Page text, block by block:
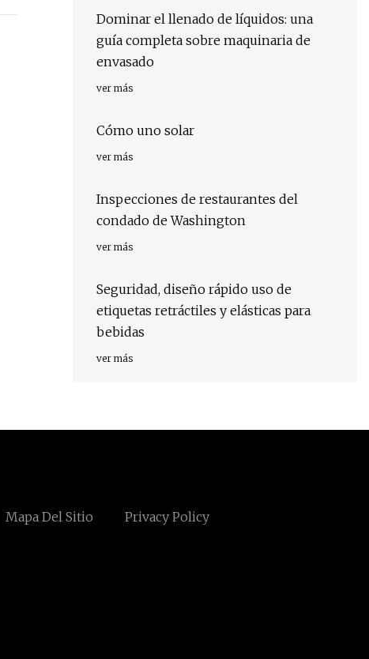
Dominar el llenado de líquidos: una
guía completa sobre maquinaria de
envasado
ver más
Cómo uno solar
ver más
Inspecciones de restaurantes del
condado de Washington
ver más
Seguridad, diseño rápido uso de
etiquetas retráctiles y elásticas para
bebidas
ver más
Mapa Del Sitio Privacy Policy